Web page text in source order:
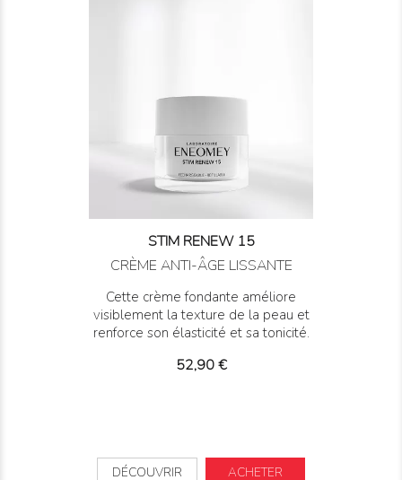
STIM RENEW 15
CRÈME ANTI-ÂGE LISSANTE
Cette crème fondante améliore
visiblement la texture de la peau et
renforce son élasticité et sa tonicité.
Prix
52,90 €
DÉCOUVRIR ACHETER